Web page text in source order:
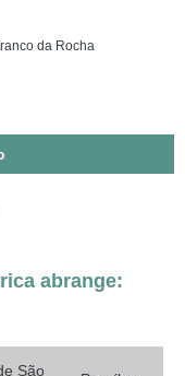
da Rocha
abrange:
São